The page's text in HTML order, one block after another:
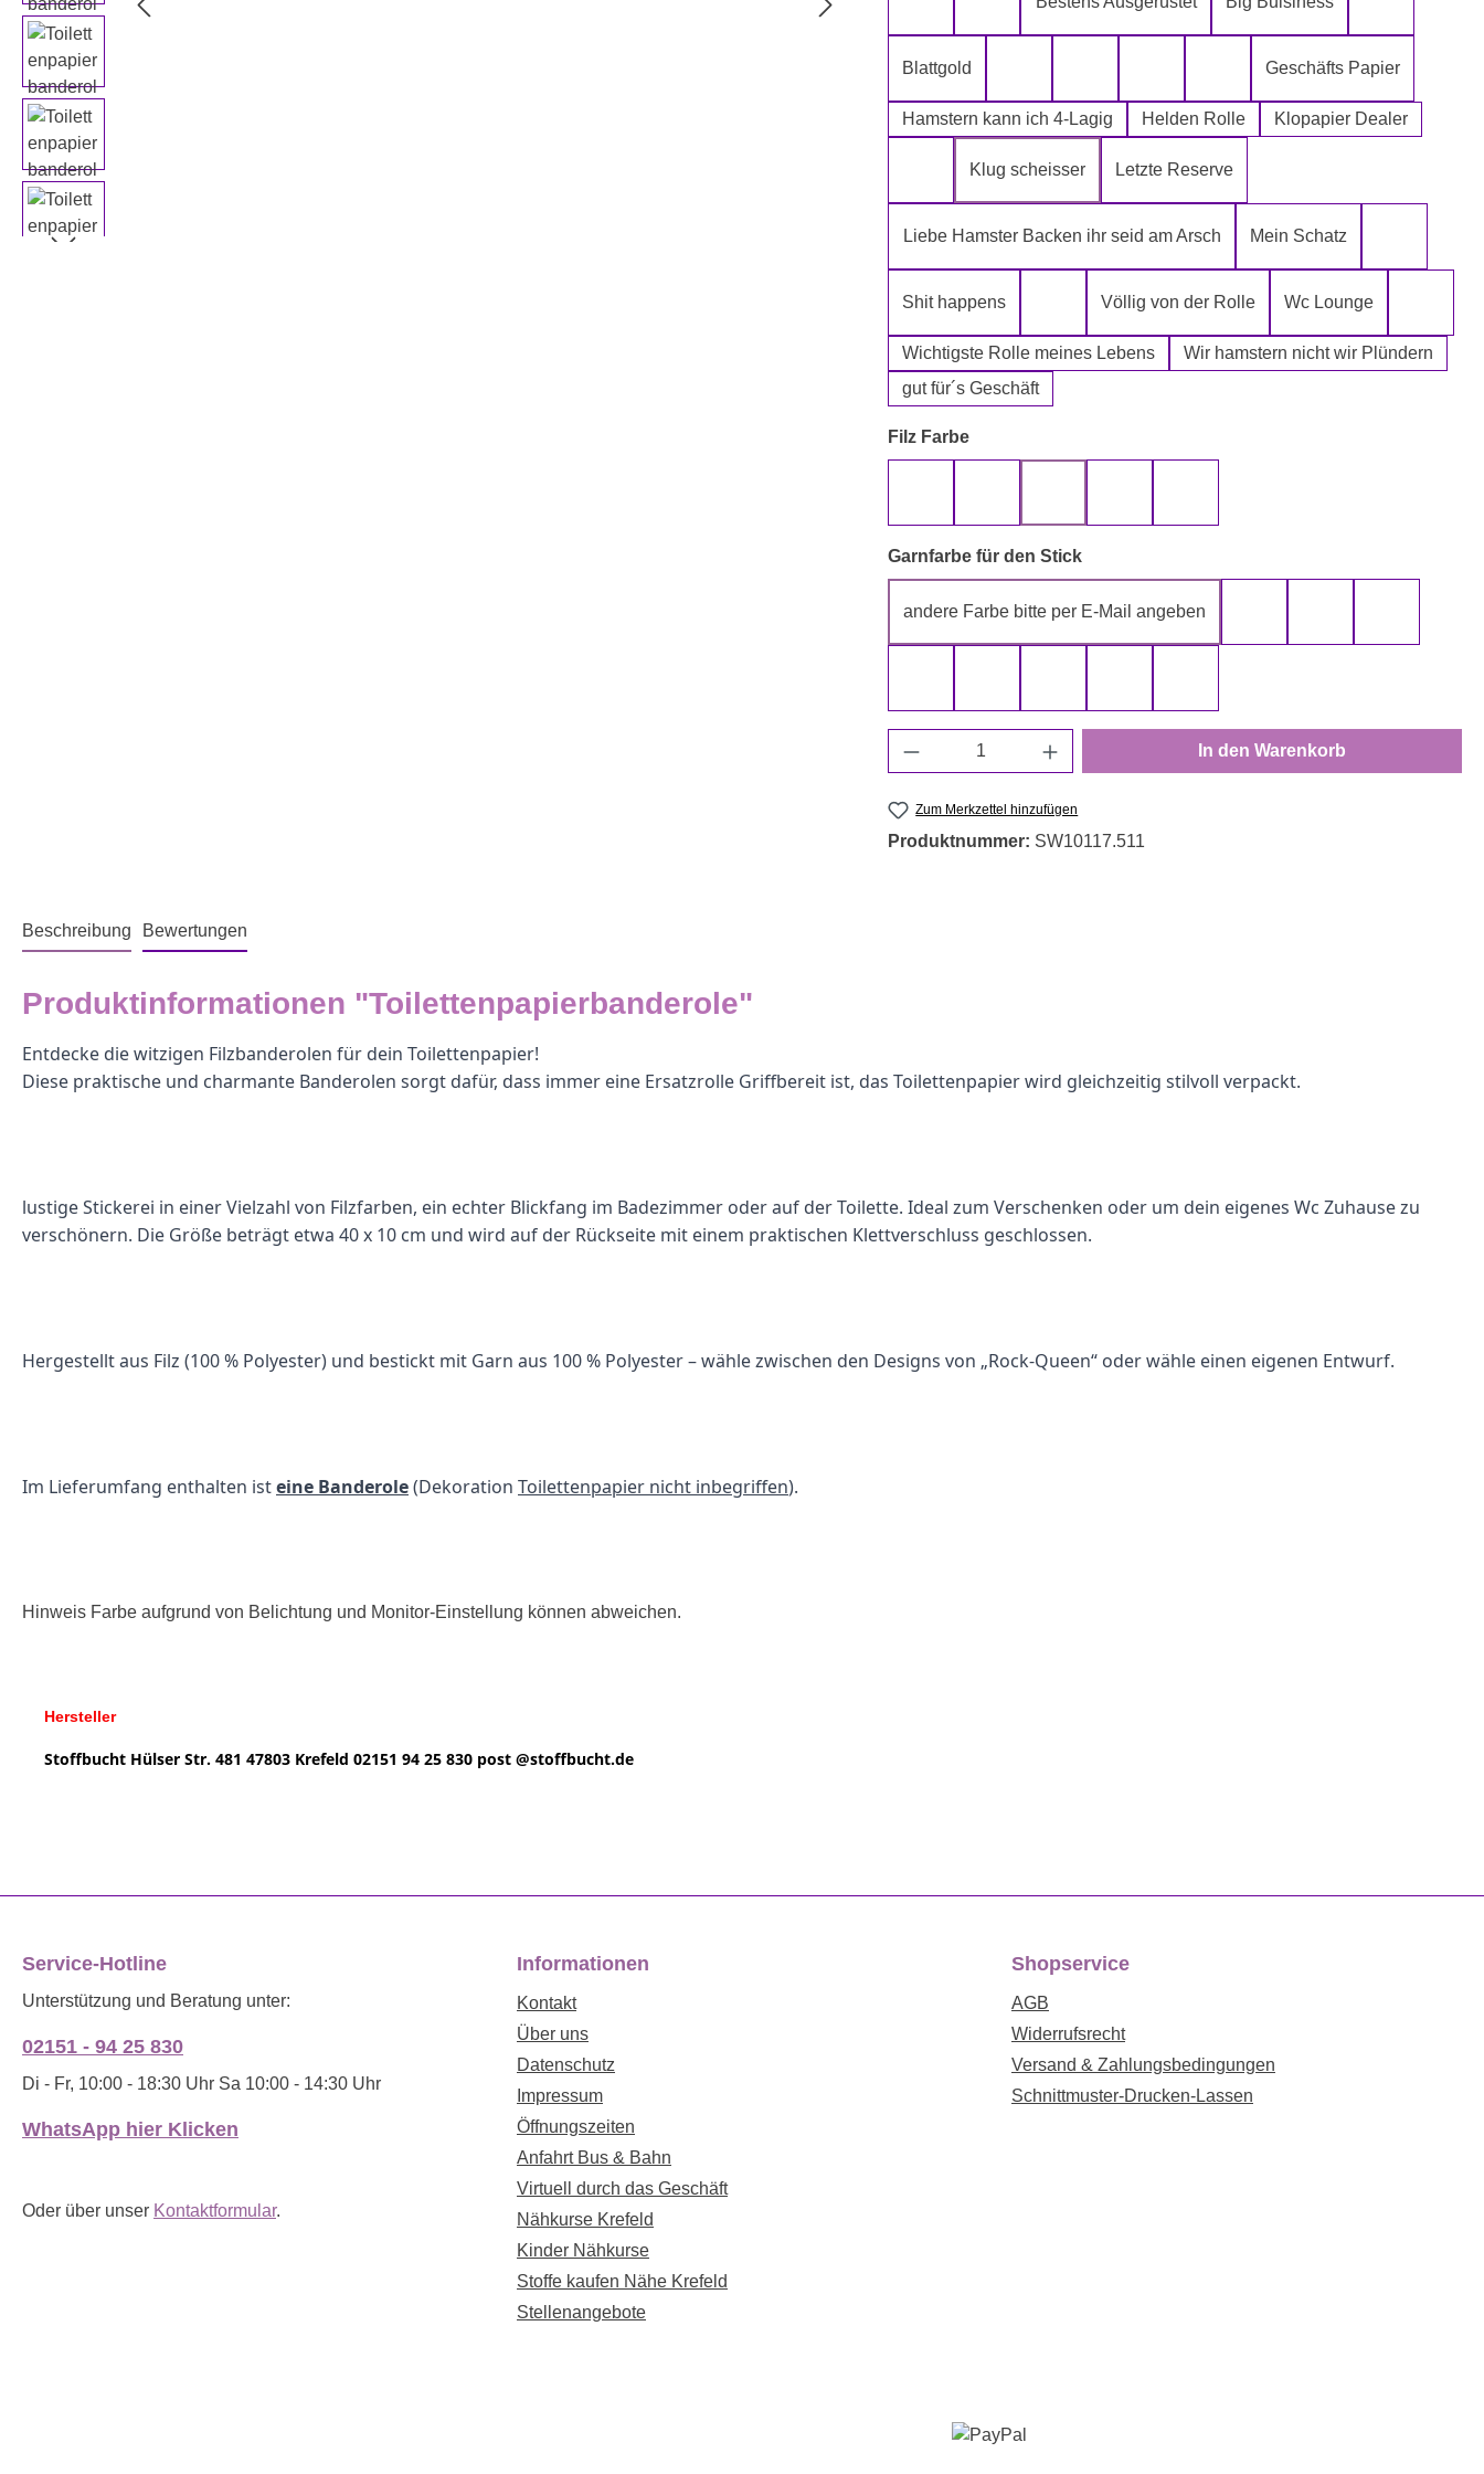
5-Lagig ich kann´s mir leisten
Alter spielt keine Rolle
Blattgold
Die letzte Rolle aus dem Regal -EGAL-
Geschäfts Papier
Hamstern kann ich 4-Lagig Helden Rolle Klopapier Dealer
Klopapier Mafia
Klug scheisser Letzte Reserve
Liebe Hamster Backen ihr seid am Arsch Mein Schatz
Shit happens
Tatort Reiniger
Völlig von der Rolle Wc Lounge
Wichtigste Rolle meines Lebens
Wir hamstern nicht wir Plündern
gut für´s Geschäft
Filz Farbeauswählen
Garnfarbe für den Stickauswählen
andere Farbe bitte per E-Mail angeben
Produkt Anzahl: Gib den gewünschten Wert ein
In den Warenkorb
Zum Merkzettel hinzufügen
Produktnummer: SW10117.511
Beschreibung Bewertungen
Produktinformationen "Toilettenpapierbanderole"
Entdecke die witzigen Filzbanderolen für dein Toilettenpapier!
Diese praktische und charmante Banderolen sorgt dafür, dass immer eine Ersatzrolle Griffbereit ist, das Toilettenpapier wird gleichzeitig stilvoll verpackt.
lustige Stickerei in einer Vielzahl von Filzfarben, ein echter Blickfang im Badezimmer oder auf der Toilette. Ideal zum Verschenken oder um dein eigenes Wc Zuhause zu
verschönern. Die Größe beträgt etwa 40 x 10 cm und wird auf der Rückseite mit einem praktischen Klettverschluss geschlossen.
Hergestellt aus Filz (100 % Polyester) und bestickt mit Garn aus 100 % Polyester – wähle zwischen den Designs von „Rock-Queen“ oder wähle einen eigenen Entwurf.
Im Lieferumfang enthalten isteine Banderole(Dekoration Toilettenpapier nicht inbegriffen).
Hinweis Farbe aufgrund von Belichtung und Monitor-Einstellung können abweichen.
Hersteller
Stoffbucht Hülser Str. 481 47803 Krefeld 02151 94 25 830 post @stoffbucht.de
Service-Hotline
Unterstützung und Beratung unter:
02151 - 94 25 830
Di - Fr, 10:00 - 18:30 Uhr Sa 10:00 - 14:30 Uhr
WhatsApp hier Klicken
Oder über unser Kontaktformular.
Informationen
Kontakt
Über uns
Datenschutz
Impressum
Öffnungszeiten
Anfahrt Bus & Bahn
Virtuell durch das Geschäft
Nähkurse Krefeld
Kinder Nähkurse
Stoffe kaufen Nähe Krefeld
Stellenangebote
Shopservice
AGB
Widerrufsrecht
Versand & Zahlungsbedingungen
Schnittmuster-Drucken-Lassen